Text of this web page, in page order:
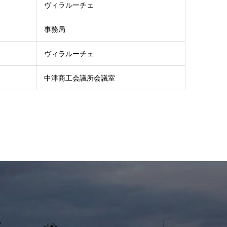
ヴィラルーチェ
事務局
ヴィラルーチェ
中津商工会議所会議室